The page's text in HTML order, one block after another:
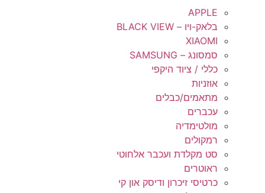
APPLE
בלאק-ויו – BLACK VIEW
XIAOMI
סמסונג – SAMSUNG
כללי / ציוד היקפי
אוזניות
מתאמים/כבלים
עכברים
מולטימדיה
רמקולים
סט מקלדת ועכבר אלחוטי
ראוטרים
כרטיסי זיכרון ודיסק און קי